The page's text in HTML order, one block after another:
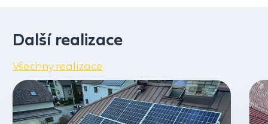
Další realizace
Všechny realizace